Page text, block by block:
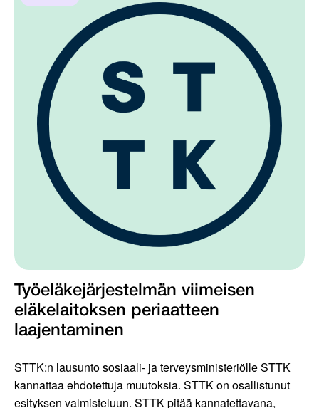
Työeläkejärjestelmän viimeisen
eläkelaitoksen periaatteen
laajentaminen
STTK:n lausunto sosiaali- ja terveysministeriölle STTK
kannattaa ehdotettuja muutoksia. STTK on osallistunut
esityksen valmisteluun. STTK pitää kannatettavana,